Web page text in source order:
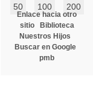
50
100 200
Enlace hacia otro
sitio
Biblioteca
Nuestros Hijos
Buscar en Google
pmb